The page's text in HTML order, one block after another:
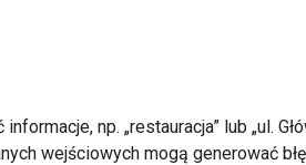
np. „restauracja” lub „ul.
wejściowych mogą generować